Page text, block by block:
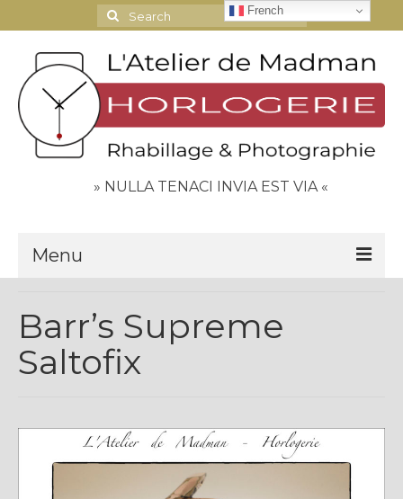
Search
for:
» NULLA TENACI INVIA EST VIA «
Menu
Contact
Espace Clients
Sur l’Établi 2011 – 2022
Marques Suisses du XXe siècle
Barr’s Supreme
Saltofix
French